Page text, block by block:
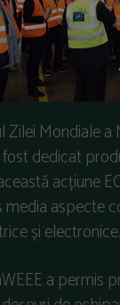
Zilei Mondiale
fost dedicat
acțiune
aspecte
și electronice.
a